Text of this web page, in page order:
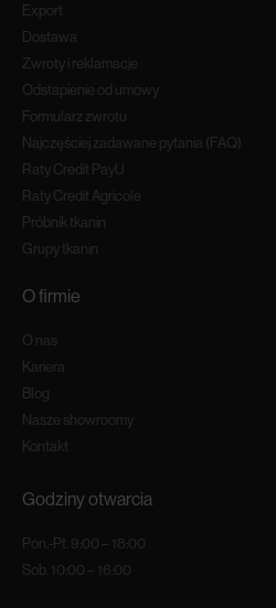
Export
Dostawa
Zwroty i reklamacje
Odstapienie od umowy
Formularz zwrotu
Najczęściej zadawane pytania (FAQ)
Raty Credit PayU
Raty Credit Agricole
Próbnik tkanin
Grupy tkanin
O firmie
O nas
Kariera
Blog
Nasze showroomy
Kontakt
Godziny otwarcia
Pon.-Pt. 9:00 – 18:00
Sob. 10:00 – 16:00